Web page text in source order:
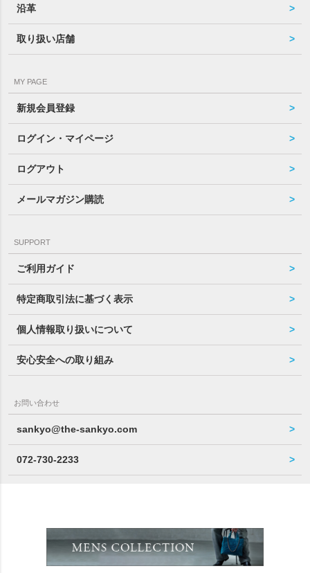
沿革
取り扱い店舗
MY PAGE
新規会員登録
ログイン・マイページ
ログアウト
メールマガジン購読
SUPPORT
ご利用ガイド
特定商取引法に基づく表示
個人情報取り扱いについて
安心安全への取り組み
お問い合わせ
sankyo@the-sankyo.com
072-730-2233